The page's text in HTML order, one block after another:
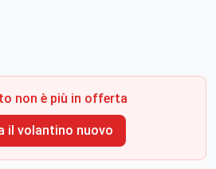
non è più in offerta
il volantino nuovo